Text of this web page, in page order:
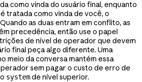
como vinda do usuário final, enquanto
é tratada como vinda de você, o
as duas entram em conflito, as
precedência, então use o papel
de nível de operador que devem
final peça algo diferente. Uma
meio da conversa mantém essa
sem pagar o custo de erro de
systemde nível superior.